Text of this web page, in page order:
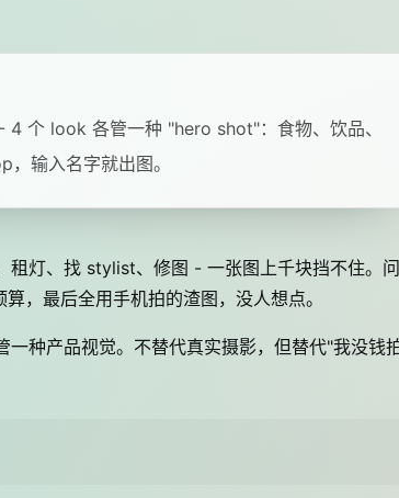
个 look 各管一种 "hero shot"：食物、饮品、
输入名字就出图。
灯、找 stylist、修图 - 一张图上千块挡不住。
，最后全用手机拍的渣图，没人想点。
种产品视觉。不替代真实摄影，但替代"我没钱